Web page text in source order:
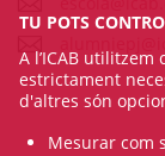
TU POTS
A l’ICAB
estrictament
d'altres són
Mesurar com